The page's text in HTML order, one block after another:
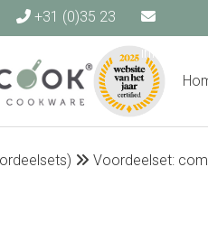
+31 (0)35 23
Voordeelset: